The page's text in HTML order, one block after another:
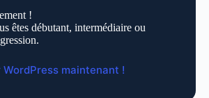
!
êtes débutant, intermédiaire ou
maintenant !